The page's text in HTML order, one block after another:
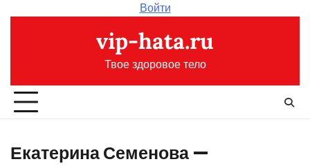
Войти
vip-hata.ru
Твое здоровое тело
Екатерина Семенова —